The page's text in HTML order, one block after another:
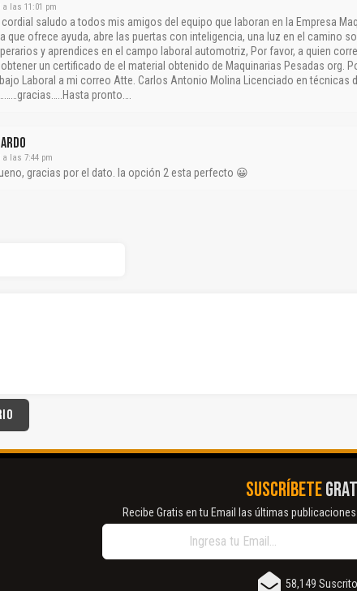
a las 11:01 pm
cordial saludo a todos mis amigos del equipo que laboran en la Empresa
que ofrece ayuda, abre las puertas con inteligencia, una luz en el camino
y aprendices en el campo laboral automotriz, Por favor, a quien
un certificado de el material obtenido de Maquinarias Pesadas org.
Laboral a mi correo Atte. Carlos Antonio Molina Licenciado en técnicas
pronto….
a las 7:44 pm
gracias por el dato. la opción 2 esta perfecto 😀
SUSCRÍBETE
Recibe Gratis en tu Email las últimas
58,149